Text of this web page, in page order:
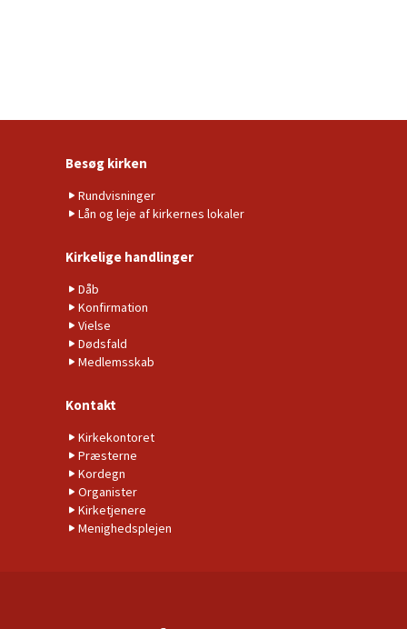
Besøg kirken
Rundvisninger
Lån og leje af kirkernes lokaler
Kirkelige handlinger
Dåb
Konfirmation
Vielse
Dødsfald
Medlemsskab
Kontakt
Kirkekontoret
Præsterne
Kordegn
Organister
Kirketjenere
Menighedsplejen